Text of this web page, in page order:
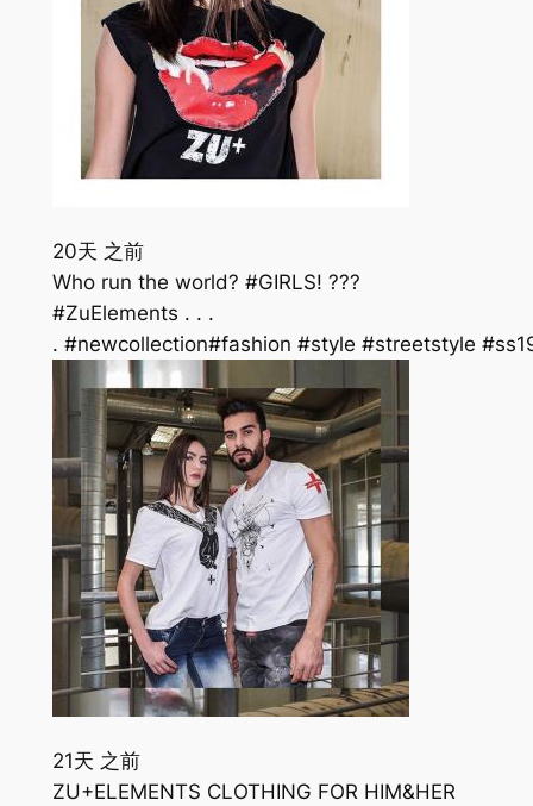
20天 之前
Who run the world? #GIRLS! ???
#ZuElements . . .
. #newcollection#fashion #style #streetstyle
21天 之前
ZU+ELEMENTS CLOTHING FOR HIM&HER